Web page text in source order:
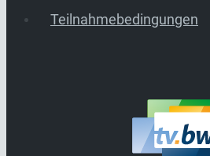
Teilnahmebedingungen